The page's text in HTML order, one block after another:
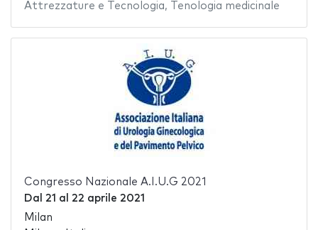
Attrezzature e Tecnologia, Tenologia medicinale
Congresso Nazionale A.I.U.G 2021
Dal 21 al 22 aprile 2021
Milan